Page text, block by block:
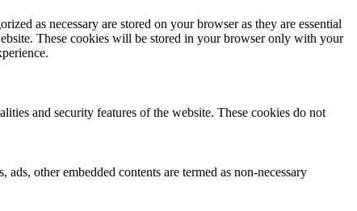
as necessary are stored on your browser as they are essential
These cookies will be stored in your browser only with your
and security features of the website. These cookies do not
other embedded contents are termed as non-necessary